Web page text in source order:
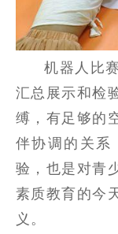
机器人比
汇总展示和检
缚，有足够的
伴协调的关系
验，也是对青
素质教育的今
义。